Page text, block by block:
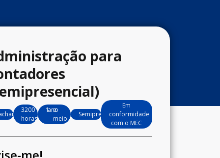
para
3200
horas
1.5
ano
e
meio
Semipresencial
Em
conformidade
com o MEC
me!